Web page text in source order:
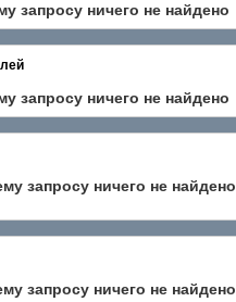
запросу ничего не найдено
запросу ничего не найдено
запросу ничего не найдено
запросу ничего не найдено